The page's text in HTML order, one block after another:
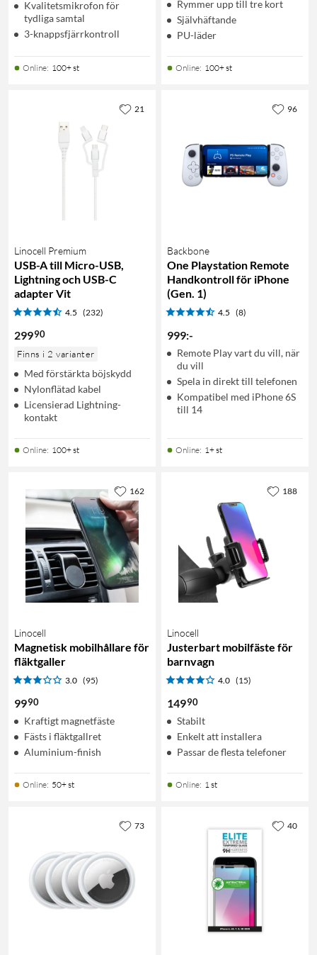
Kvalitetsmikrofon för
tydliga samtal
3-knappsfjärrkontroll
Online: 100+ st
Rymmer upp till tre kort
Självhäftande
PU-läder
Online: 100+ st
Linocell Premium
USB-A till Micro-USB,
Lightning och USB-C
adapter Vit
4.5 (232)
29990
Finns i 2 varianter
Med förstärkta böjskydd
Nylonflätad kabel
Licensierad Lightning-
kontakt
Online: 100+ st
21
Backbone
One Playstation Remote
Handkontroll för iPhone
(Gen. 1)
4.5 (8)
999:-
Remote Play vart du vill, när
du vill
Spela in direkt till telefonen
Kompatibel med iPhone 6S
till 14
Online: 1+ st
96
Linocell
Magnetisk mobilhållare för
fläktgaller
3.0 (95)
9990
Kraftigt magnetfäste
Fästs i fläktgallret
Aluminium-finish
Online: 50+ st
162
Linocell
Justerbart mobilfäste för
barnvagn
4.0 (15)
14990
Stabilt
Enkelt att installera
Passar de flesta telefoner
Online: 1 st
188
73 40